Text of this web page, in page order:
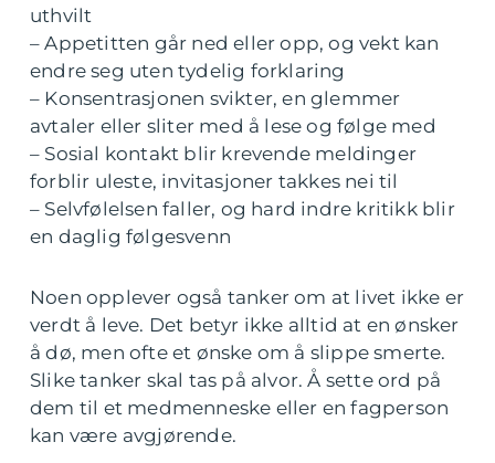
uthvilt
– Appetitten går ned eller opp, og vekt kan
endre seg uten tydelig forklaring
– Konsentrasjonen svikter, en glemmer
avtaler eller sliter med å lese og følge med
– Sosial kontakt blir krevende meldinger
forblir uleste, invitasjoner takkes nei til
– Selvfølelsen faller, og hard indre kritikk blir
en daglig følgesvenn
Noen opplever også tanker om at livet ikke er
verdt å leve. Det betyr ikke alltid at en ønsker
å dø, men ofte et ønske om å slippe smerte.
Slike tanker skal tas på alvor. Å sette ord på
dem til et medmenneske eller en fagperson
kan være avgjørende.